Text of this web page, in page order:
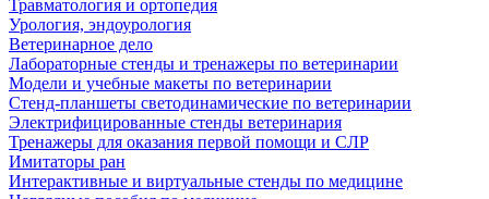
Травматология и ортопедия
Урология, эндоурология
Ветеринарное дело
Лабораторные стенды и тренажеры по ветеринарии
Модели и учебные макеты по ветеринарии
Стенд-планшеты светодинамические по ветеринарии
Электрифицированные стенды ветеринария
Тренажеры для оказания первой помощи и СЛР
Имитаторы ран
Интерактивные и виртуальные стенды по медицине